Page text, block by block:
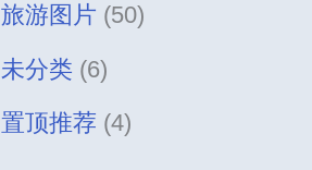
旅游图片 (50)
未分类 (6)
置顶推荐 (4)